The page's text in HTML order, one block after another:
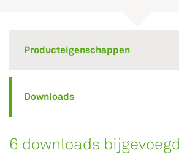
Producteigenschappen
Downloads
6 downloads bijgevoegd